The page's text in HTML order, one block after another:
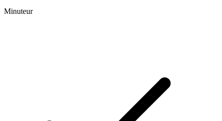
Minuteur